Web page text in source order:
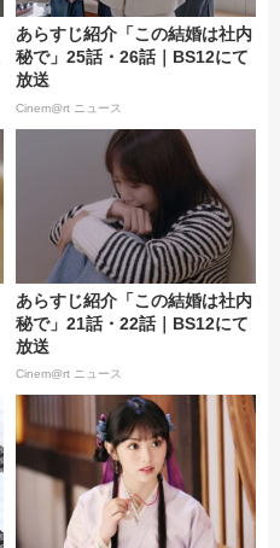
あらすじ紹介「この結婚は社内
秘で」25話・26話｜BS12にて
放送
Cinem@rt ニュース
あらすじ紹介「この結婚は社内
秘で」21話・22話｜BS12にて
放送
Cinem@rt ニュース